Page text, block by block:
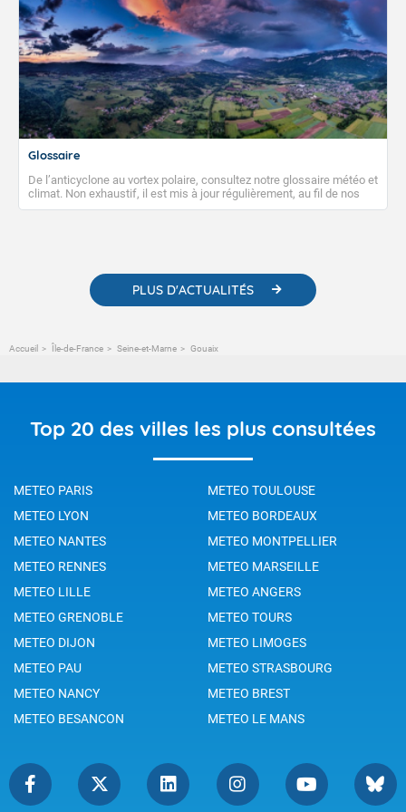
Glossaire
De l’anticyclone au vortex polaire, consultez notre glossaire météo et
climat. Non exhaustif, il est mis à jour régulièrement, au fil de nos
publications. Vous y trouverez également des liens utiles vers nos
PLUS D'ACTUALITÉS
Accueil Île-de-France Seine-et-Marne Gouaix
Top 20 des villes les plus consultées
METEO PARIS
METEO TOULOUSE
METEO LYON
METEO BORDEAUX
METEO NANTES
METEO MONTPELLIER
METEO RENNES
METEO MARSEILLE
METEO LILLE
METEO ANGERS
METEO GRENOBLE
METEO TOURS
METEO DIJON
METEO LIMOGES
METEO PAU
METEO STRASBOURG
METEO NANCY
METEO BREST
METEO BESANCON
METEO LE MANS